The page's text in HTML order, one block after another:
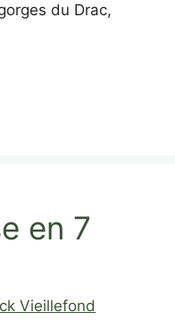
du Drac,
en 7
Vieillefond